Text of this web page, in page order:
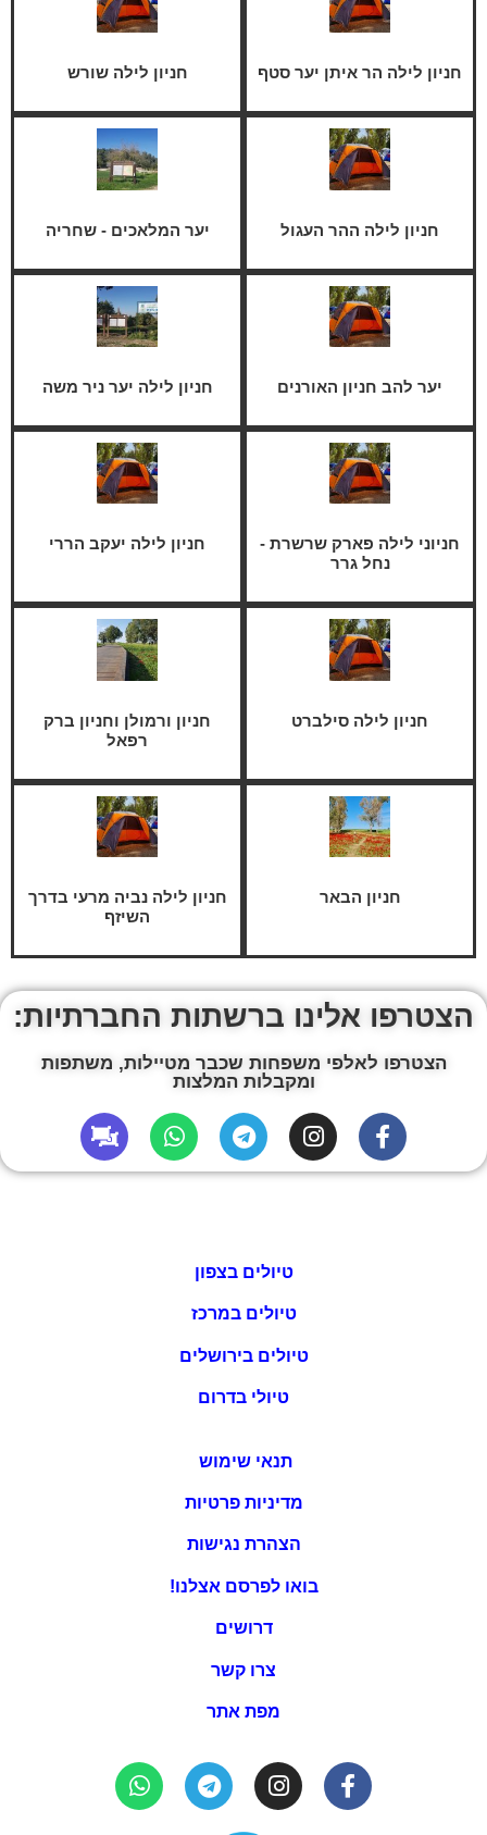
חניון לילה הר איתן יער סטף חניון לילה שורש
חניון לילה ההר העגול יער המלאכים - שחריה
יער להב חניון האורנים חניון לילה יער ניר משה
חניוני לילה פארק שרשרת -
נחל גרר
חניון לילה יעקב הררי
חניון לילה סילברט
חניון ורמולן וחניון ברק
רפאל
חניון הבאר
חניון לילה נביה מרעי בדרך
השיזף
הצטרפו אלינו ברשתות החברתיות:
הצטרפו לאלפי משפחות שכבר מטיילות, משתפות
ומקבלות המלצות
טיולים בצפון
טיולים במרכז
טיולים בירושלים
טיולי בדרום
תנאי שימוש
מדיניות פרטיות
הצהרת נגישות
בואו לפרסם אצלנו!
דרושים
צרו קשר
מפת אתר